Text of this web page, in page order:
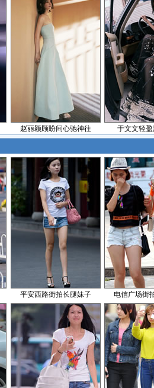
赵丽颖顾盼间心驰神往 于文文轻
平安西路街拍长腿妹子 电信广场街